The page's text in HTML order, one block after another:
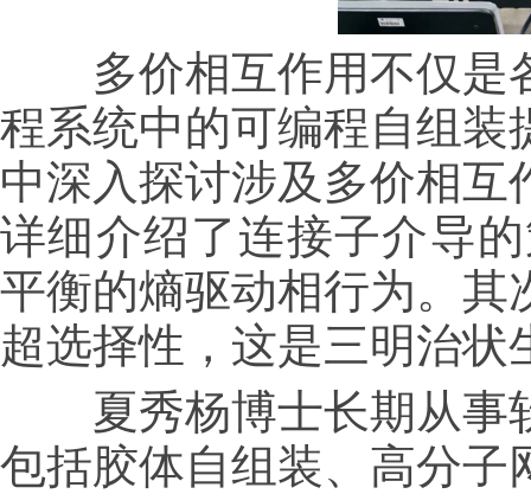
多价相互作用不仅是
程系统中的可编程自组装
中深入探讨涉及多价相
详细介绍了连接子介导
平衡的熵驱动相行为。其
超选择性，这是三明治
夏秀杨博士长期从事
包括胶体自组装、高分子